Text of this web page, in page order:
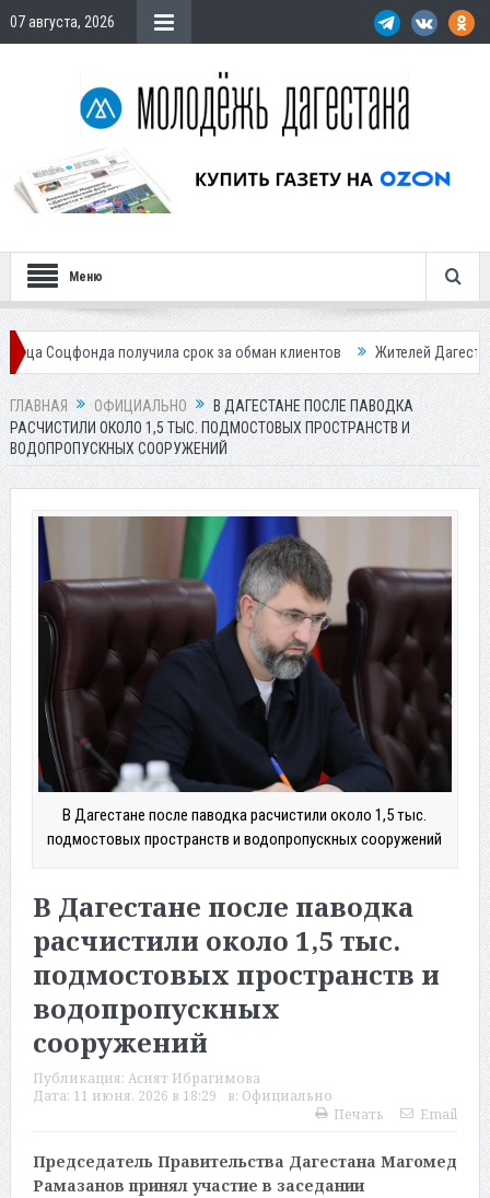
07 августа, 2026
Меню
получила срок за обман клиентов Жителей Дагестана
ГЛАВНАЯ ОФИЦИАЛЬНО
В ДАГЕСТАНЕ ПОСЛЕ ПАВОДКА
РАСЧИСТИЛИ ОКОЛО 1,5 ТЫС. ПОДМОСТОВЫХ ПРОСТРАНСТВ И
ВОДОПРОПУСКНЫХ СООРУЖЕНИЙ
В Дагестане после паводка расчистили около 1,5 тыс.
подмостовых пространств и водопропускных сооружений
В Дагестане после паводка
расчистили около 1,5 тыс.
подмостовых пространств и
водопропускных
сооружений
Публикация: Асият Ибрагимова
Дата: 11 июня, 2026 в 18:29 в: Официально
Печать
Email
Председатель Правительства Дагестана Магомед
Рамазанов принял участие в заседании